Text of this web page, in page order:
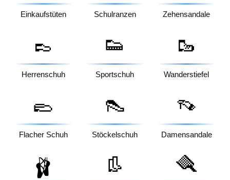
Einkaufstüten Schulranzen Zehensandale
👞
Herrenschuh
👟
Sportschuh
🥾
Wanderstiefel
🥿
Flacher Schuh
👠
Stöckelschuh
👡
Damensandale
🩰 👢 🪮